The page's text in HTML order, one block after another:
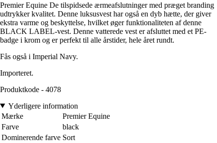
Premier Equine De tilspidsede ærmeafslutninger med præget branding
udtrykker kvalitet. Denne luksusvest har også en dyb hætte, der giver
ekstra varme og beskyttelse, hvilket øger funktionaliteten af denne
BLACK LABEL-vest. Denne vatterede vest er afsluttet med et PE-
badge i krom og er perfekt til alle årstider, hele året rundt.
Fås også i Imperial Navy.
Importeret.
Produktkode - 4078
Yderligere information
Mærke
Premier Equine
Farve
black
Dominerende farve Sort